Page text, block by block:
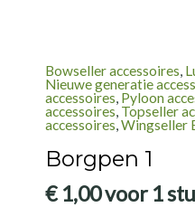
Bowseller accessoires,
Nieuwe generatie
accessoires, Pyloon
accessoires, Topseller
accessoires,Wingseller
Borgpen 1
€1,00voor 1